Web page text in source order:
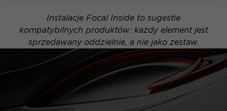
Instalacje Focal Inside to sugestie
kompatybilnych produktów: każdy element jest
sprzedawany oddzielnie, a nie jako zestaw.